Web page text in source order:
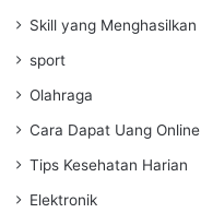
Skill yang Menghasilkan
sport
Olahraga
Cara Dapat Uang Online
Tips Kesehatan Harian
Elektronik